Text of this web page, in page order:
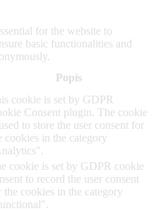
for the website to
basic functionalities and
Popis
cookie is set by GDPR
Consent plugin. The cookie
to store the user consent for
cookies in the category
cookie is set by GDPR cookie
to record the user consent
the cookies in the category